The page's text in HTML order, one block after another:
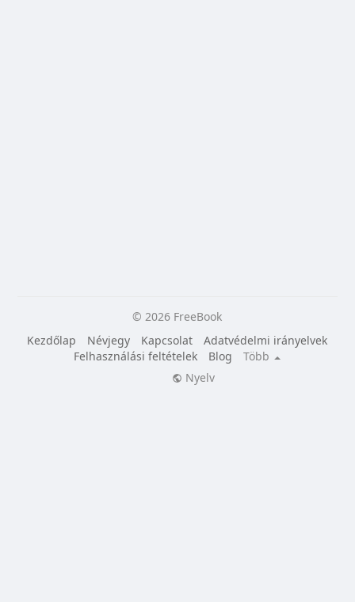
© 2026 FreeBook
Kezdőlap
Névjegy Kapcsolat
Adatvédelmi irányelvek
Felhasználási feltételek
Blog
Több
Nyelv